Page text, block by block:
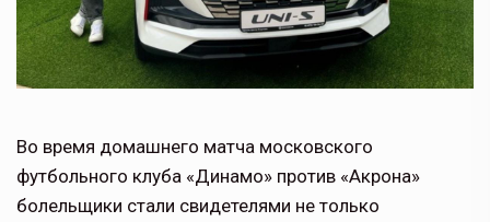
Во время домашнего матча московского
футбольного клуба «Динамо» против «Акрона»
болельщики стали свидетелями не только